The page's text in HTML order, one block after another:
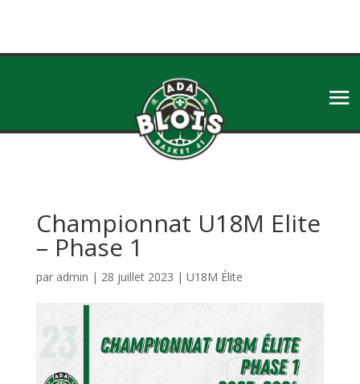
Championnat U18M Elite
– Phase 1
par admin | 28 juillet 2023 | U18M Élite